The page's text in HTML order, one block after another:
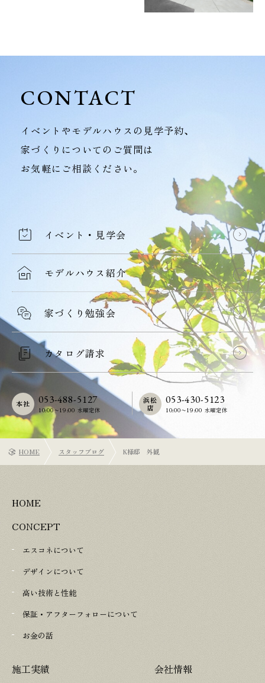
CONTACT
イベントやモデルハウスの見学予約、
家づくりについてのご質問は
お気軽にご相談ください。
イベント・見学会
モデルハウス紹介
家づくり勉強会
カタログ請求
053-488-5127
10:00〜19:00 水曜定休
本社 053-430-5123
10:00〜19:00 水曜定休
浜松
店
HOME スタッフブログ K様邸 外観
HOME
CONCEPT
エスコネについて
デザインについて
高い技術と性能
保証・アフターフォローについて
お金の話
施工実績
会社情報